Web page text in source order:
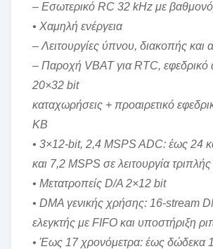
– Εσωτερικό RC 32 kHz με
• Χαμηλή ενέργεια
– Λειτουργίες ύπνου, διακοπής και
– Παροχή VBAT για RTC, εφεδρικό
20×32 bit
καταχωρήσεις + προαιρετικό
KB
• 3×12-bit, 2,4 MSPS ADC: έως 24
και 7,2 MSPS σε λειτουργία
• Μετατροπείς D/A 2×12 bit
• DMA γενικής χρήσης: 16-stream
ελεγκτής με FIFO και υποστήριξη
• Έως 17 χρονόμετρα: έως δώδεκα